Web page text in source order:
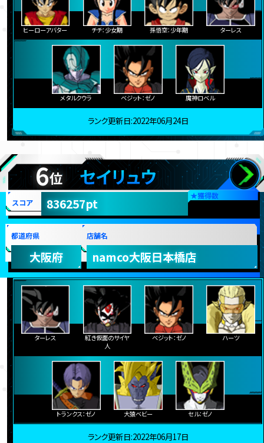
ヒーローアバター チチ：少女期 孫悟空：少年期 ターレス
メタルクウラ ベジット：ゼノ 魔神ロベル
ランク更新日:2022年06月24日
6位 セイリュウ
★獲得数
スコア 836257pt
都道府県
大阪府
店舗名
namco大阪日本橋店
ターレス
紅き仮面のサイヤ
人
ベジット：ゼノ ハーツ
トランクス：ゼノ 大猿ベビー セル：ゼノ
ランク更新日:2022年06月17日